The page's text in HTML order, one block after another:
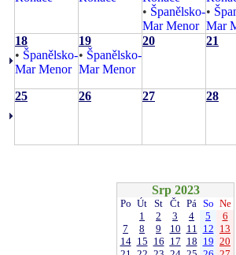
• Španělsko-
Mar Menor
•
Mar
18
• Španělsko-
Mar Menor
19
• Španělsko-
Mar Menor
20 21
25 26 27 28
Srp 2023
Po Út St Čt Pá So Ne
1
2 3 4 5
6
7
8 9 10 11 12 13
14 15 16 17 18 19 20